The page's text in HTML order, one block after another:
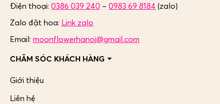
Điện thoại: 0386 039 240 – 0983 69 8184 (zalo)
Zalo đặt hoa: Link zalo
Email: moonflowerhanoi@gmail.com
CHĂM SÓC KHÁCH HÀNG
Giới thiệu
Liên hệ